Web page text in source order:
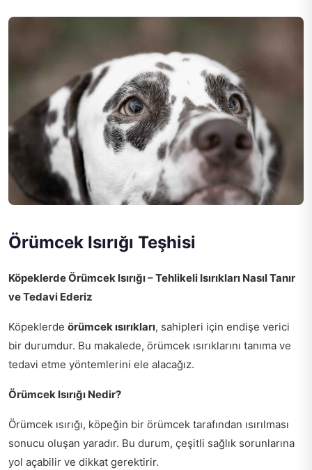
Örümcek Isırığı Teşhisi
Köpeklerde Örümcek Isırığı – Tehlikeli Isırıkları Nasıl Tanır
ve Tedavi Ederiz
Köpeklerde örümcek ısırıkları, sahipleri için endişe verici
bir durumdur. Bu makalede, örümcek ısırıklarını tanıma ve
tedavi etme yöntemlerini ele alacağız.
Örümcek Isırığı Nedir?
Örümcek ısırığı, köpeğin bir örümcek tarafından ısırılması
sonucu oluşan yaradır. Bu durum, çeşitli sağlık sorunlarına
yol açabilir ve dikkat gerektirir.